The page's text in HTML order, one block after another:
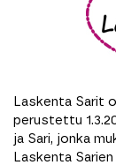
Laskenta Sarit
perustettu
ja Sari, jonka
Laskenta